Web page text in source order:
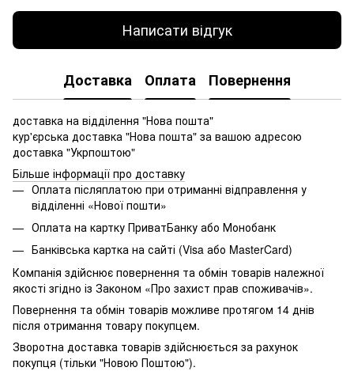
Написати відгук
Доставка Оплата Повернення
доставка на відділення "Нова пошта"
кур'єрська доставка "Нова пошта" за вашою адресою
доставка "Укрпоштою"
Більше інформації про доставку
Оплата післяплатою при отриманні відправлення у
відділенні «Нової пошти»
Оплата на картку ПриватБанку або Монобанк
Банківська картка на сайті (Visa або MasterCard)
Компанія здійснює повернення та обмін товарів належної
якості згідно із Законом «Про захист прав споживачів».
Повернення та обмін товарів можливе протягом 14 днів
після отримання товару покупцем.
Зворотна доставка товарів здійснюється за рахунок
покупця (тільки "Новою Поштою").